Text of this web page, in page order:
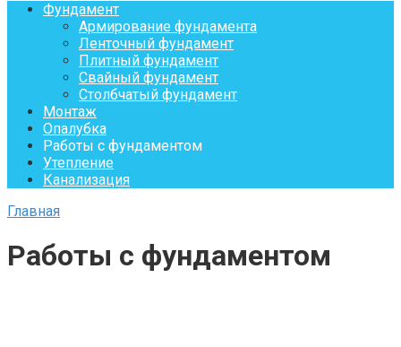
Фундамент
Армирование фундамента
Ленточный фундамент
Плитный фундамент
Свайный фундамент
Столбчатый фундамент
Монтаж
Опалубка
Работы с фундаментом
Утепление
Канализация
Главная
Работы с фундаментом